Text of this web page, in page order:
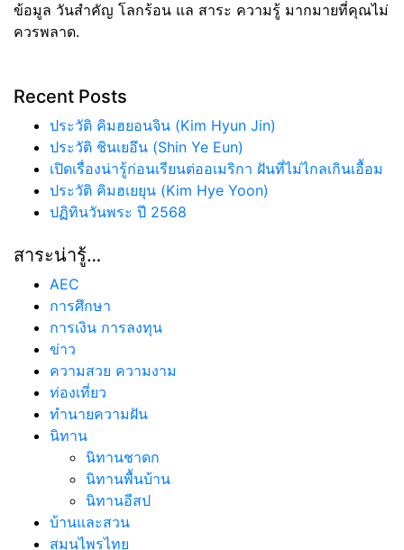
ข้อมูล วันสำคัญ โลกร้อน แล สาระ ความรู้ มากมายที่คุณไม่
ควรพลาด.
Recent Posts
ประวัติ คิมฮยอนจิน (Kim Hyun Jin)
ประวัติ ชินเยอึน (Shin Ye Eun)
เปิดเรื่องน่ารู้ก่อนเรียนต่ออเมริกา ฝันที่ไม่ไกลเกินเอื้อม
ประวัติ คิมฮเยยุน (Kim Hye Yoon)
ปฏิทินวันพระ ปี 2568
สาระน่ารู้…
AEC
การศึกษา
การเงิน การลงทุน
ข่าว
ความสวย ความงาม
ท่องเที่ยว
ทํานายความฝัน
นิทาน
นิทานชาดก
นิทานพื้นบ้าน
นิทานอีสป
บ้านและสวน
สมุนไพรไทย